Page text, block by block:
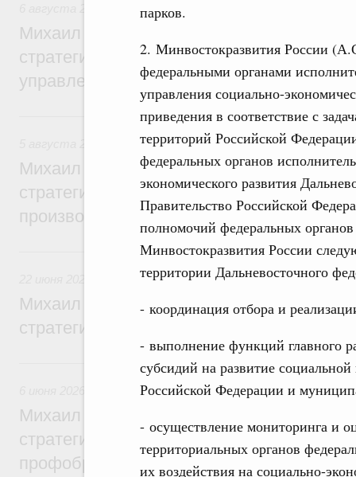
парков.
2. Минвостокразвития России
федеральными органами
управления социально-
приведения в соответствие с
территорий Российской
федеральных органов
экономического развития
Правительство Российской
полномочий федеральных
Минвостокразвития России
территории Дальневосточного
- координация отбора и
- выполнение функций главного
субсидий на развитие
Российской Федерации и
- осуществление мониторинга и
территориальных органов
их воздействия на социально-
Технологическое развитие. Инновации
Михаил Мишустин дал поручения по
стратегической сессии о
управления научно-технологическим
5 августа, среда
Вопросы производительности труда и
Михаил Мишустин дал поручения по
стратегической сессии, посвящённой
производительности труда
22 июня, понедельник
Отрасль информационных технологий
Михаил Мишустин дал поручения по
стратегической сессии по развитию
6 июня, суббота
Высшее, послевузовское и непрерывное
Михаил Мишустин дал поручения по
стратегической сессии по развитию
профобразования для достижения